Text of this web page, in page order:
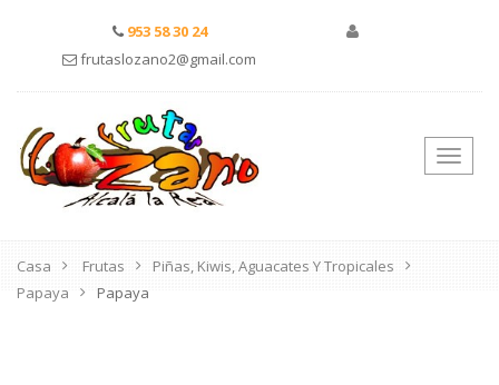
953 58 30 24
frutaslozano2@gmail.com
Casa Frutas
Piñas, Kiwis, Aguacates Y Tropicales
Papaya
Papaya